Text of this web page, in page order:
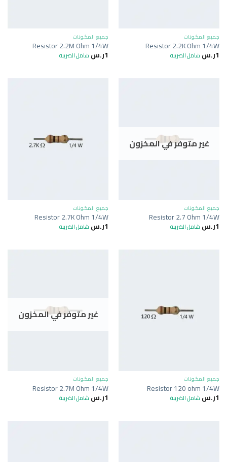
جميع المكونات
Resistor 2.2K Ohm 1/4W
1ر.س شامل الضريبة
جميع المكونات
Resistor 2.2M Ohm 1/4W
1ر.س شامل الضريبة
غير متوفر في المخزون
جميع المكونات
Resistor 2.7 Ohm 1/4W
1ر.س شامل الضريبة
جميع المكونات
Resistor 2.7K Ohm 1/4W
1ر.س شامل الضريبة
جميع المكونات
Resistor 120 ohm 1/4W
1ر.س شامل الضريبة
غير متوفر في المخزون
جميع المكونات
Resistor 2.7M Ohm 1/4W
1ر.س شامل الضريبة